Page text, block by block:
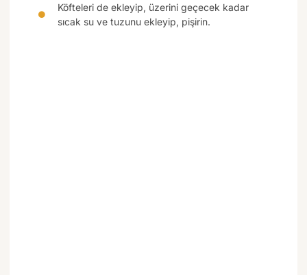
Köfteleri de ekleyip, üzerini geçecek kadar
sıcak su ve tuzunu ekleyip, pişirin.